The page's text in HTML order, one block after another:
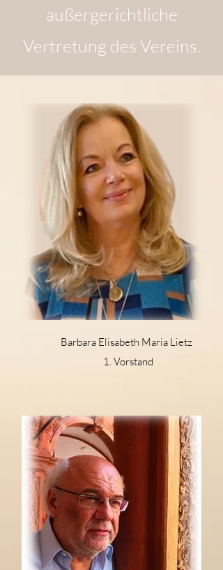
außergerichtliche
Vertretung des Vereins.
Barbara Elisabeth Maria Lietz
1. Vorstand